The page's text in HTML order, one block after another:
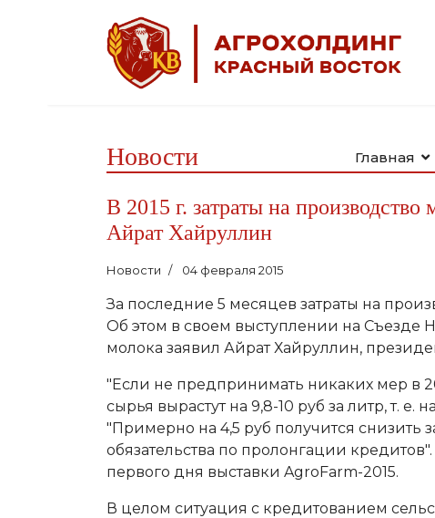
Главная
Новости
В 2015 г. затраты на
Айрат Хайруллин
Новости 04 февраля 2015
За последние 5 месяцев затраты на
Об этом в своем выступлении на Съезде
молока заявил Айрат Хайруллин,
"Если не предпринимать никаких мер в
сырья вырастут на 9,8-10 руб за литр, т. е.
"Примерно на 4,5 руб получится снизить
обязательства по пролонгации
первого дня выставки AgroFarm-2015.
В целом ситуация с кредитованием